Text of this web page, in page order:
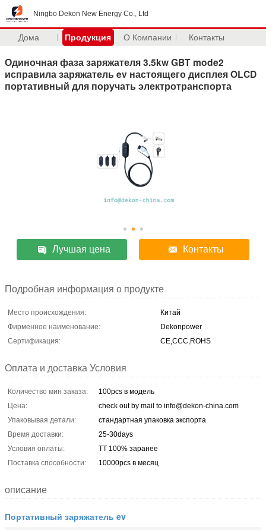
Ningbo Dekon New Energy Co., Ltd
Дома Продукция О Компании Контакты
Одиночная фаза заряжателя 3.5kw GBT mode2
исправила заряжатель ev настоящего дисплея OLCD
портативный для поручать электротранспорта
Лучшая цена Контакты
Подробная информация о продукте
Место происхождения:
Китай
Фирменное наименование:
Dekonpower
Сертификация:
CE,CCC,ROHS
Оплата и доставка Условия
Количество мин заказа:
100pcs в модель
Цена:
check out by mail to info@dekon-china.com
Упаковывая детали:
стандартная упаковка экспорта
Время доставки:
25-30days
Условия оплаты:
TT 100% заранее
Поставка способности:
10000pcs в месяц
описание
Портативный заряжатель ev